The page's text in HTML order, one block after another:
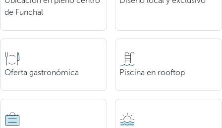
de Funchal
Oferta gastronómica Piscina en rooftop